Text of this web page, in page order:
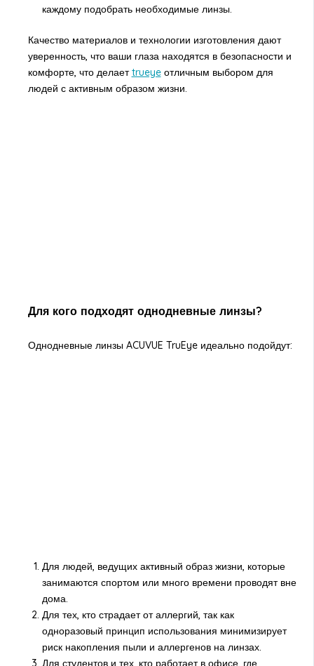
каждому подобрать необходимые линзы.
Качество материалов и технологии изготовления дают
уверенность, что ваши глаза находятся в безопасности и
комфорте, что делаетtrueyeотличным выбором для
людей с активным образом жизни.
Для кого подходят однодневные линзы?
Однодневные линзы ACUVUE TruEye идеально подойдут:
Для людей, ведущих активный образ жизни, которые
занимаются спортом или много времени проводят вне
дома.
Для тех, кто страдает от аллергий, так как
одноразовый принцип использования минимизирует
риск накопления пыли и аллергенов на линзах.
Для студентов и тех, кто работает в офисе, где